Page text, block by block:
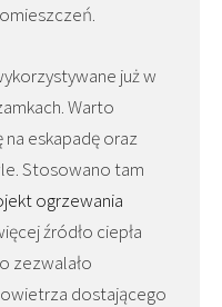
już w
Warto
eskapadę oraz
Stosowano tam
ogrzewania
źródło ciepła
zezwalało
dostającego